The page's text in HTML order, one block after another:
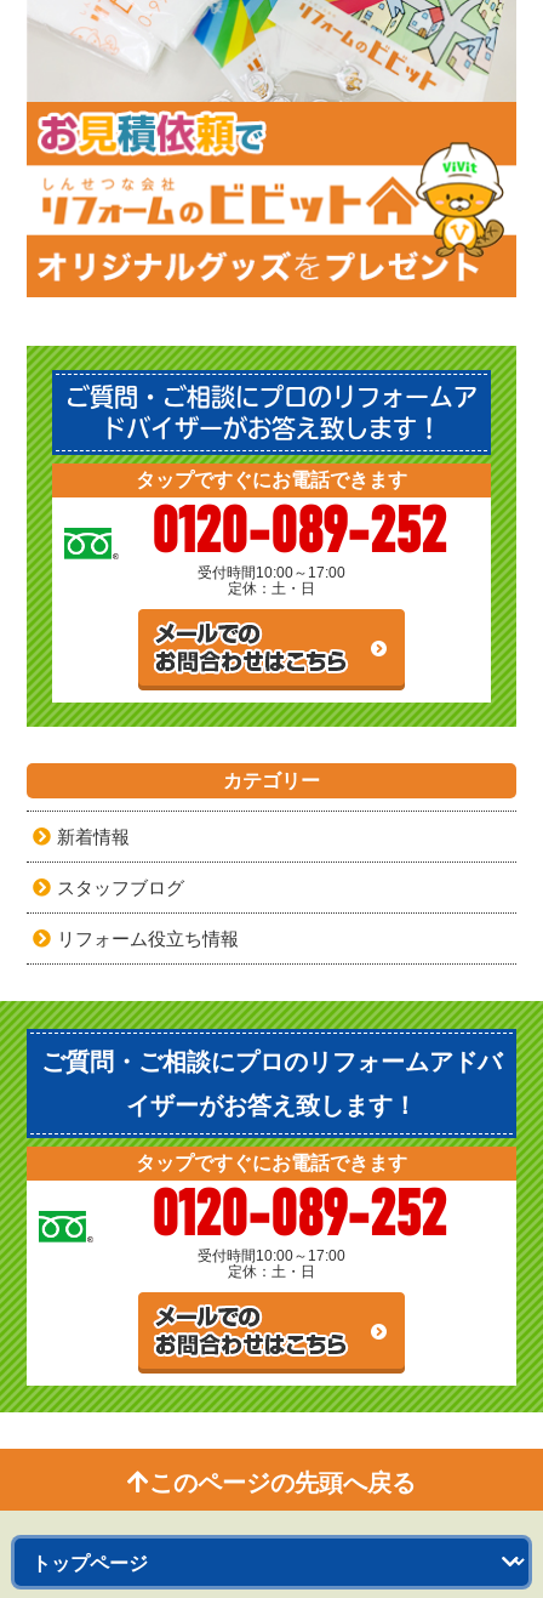
ご質問・ご相談にプロのリフォームア
ドバイザーがお答え致します！
タップですぐにお電話できます
0120-089-252
受付時間 10:00～17:00
定休：土・日
カテゴリー
新着情報
スタッフブログ
リフォーム役立ち情報
ご質問・ご相談にプロのリフォームアドバ
イザーがお答え致します！
タップですぐにお電話できます
0120-089-252
受付時間10:00～17:00
定休：土・日
このページの先頭へ戻る